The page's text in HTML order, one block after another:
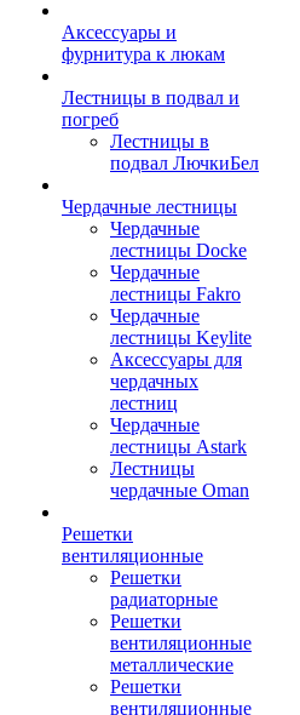
Аксессуары и
фурнитура к люкам
Лестницы в подвал и
погреб
Лестницы в
подвал ЛючкиБел
Чердачные лестницы
Чердачные
лестницы Docke
Чердачные
лестницы Fakro
Чердачные
лестницы Keylite
Аксессуары для
чердачных
лестниц
Чердачные
лестницы Astark
Лестницы
чердачные Oman
Решетки
вентиляционные
Решетки
радиаторные
Решетки
вентиляционные
металлические
Решетки
вентиляционные